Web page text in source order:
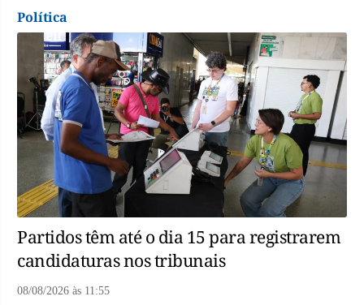
Política
Partidos têm até o dia 15 para registrarem
candidaturas nos tribunais
08/08/2026 às 11:55